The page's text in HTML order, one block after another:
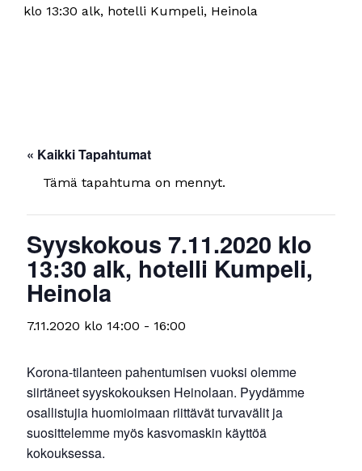
klo 13:30 alk, hotelli Kumpeli, Heinola
« Kaikki Tapahtumat
Tämä tapahtuma on mennyt.
Syyskokous 7.11.2020 klo
13:30 alk, hotelli Kumpeli,
Heinola
7.11.2020 klo 14:00 - 16:00
Korona-tilanteen pahentumisen vuoksi olemme
siirtäneet syyskokouksen Heinolaan. Pyydämme
osallistujia huomioimaan riittävät turvavälit ja
suosittelemme myös kasvomaskin käyttöä
kokouksessa.